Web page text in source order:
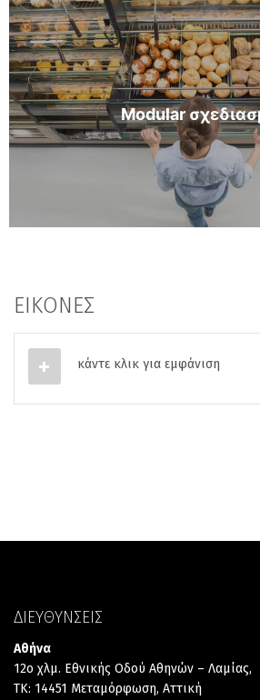
Modular
ΕΙΚΟΝΕΣ
κάντε κλικ για εμφάνιση
ΔΙΕΥΘΥΝΣΕΙΣ
Αθήνα
12ο χλμ. Εθνικής Οδού Αθηνών – Λαμίας,
TK: 14451 Μεταμόρφωση, Αττική